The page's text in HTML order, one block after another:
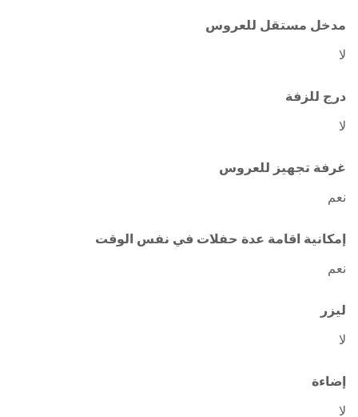
مدخل مستقل للعروس
لا
درج للزفة
لا
غرفة تجهيز للعروس
نعم
إمكانية اقامة عدة حفلات في نفس الوقت
نعم
ليزر
لا
إضاءة
لا